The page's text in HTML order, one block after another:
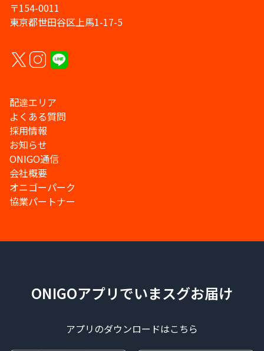
〒154-0011
東京都世田谷区上馬1-17-5
配達エリア
よくある質問
採用情報
お知らせ
ONIGO通信
会社概要
オニゴーパーク
協業パートナー
ONIGOアプリでいまスグお届け
アプリのダウンロードはこちら